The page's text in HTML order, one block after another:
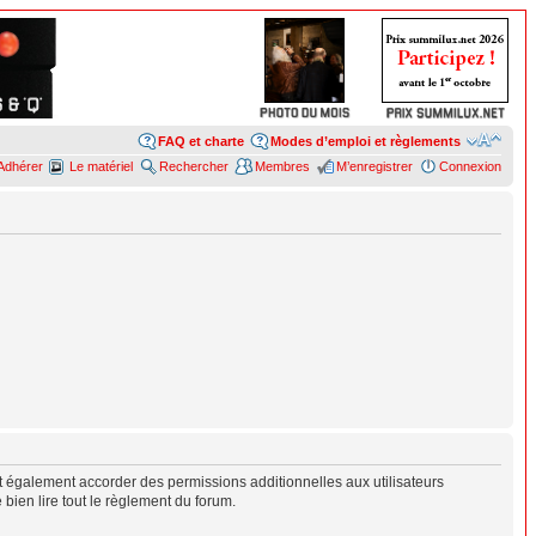
Modes d’emploi et règlements
FAQ et charte
Connexion
M’enregistrer
Membres
Rechercher
Le matériel
accorder des permissions additionnelles aux utilisateurs
lire tout le règlement du forum.